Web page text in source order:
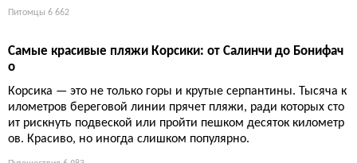
Питомцы 6 662